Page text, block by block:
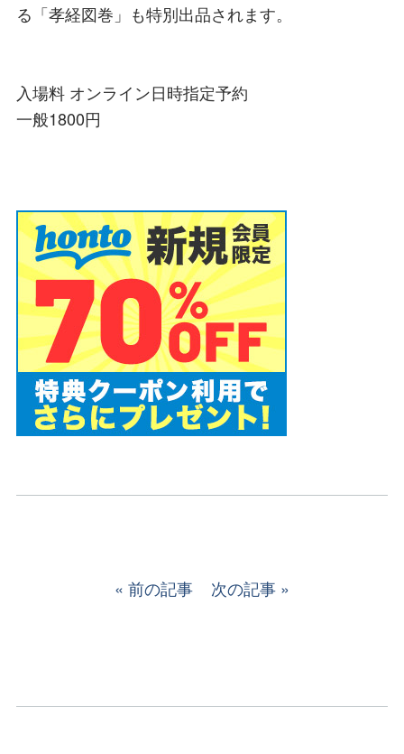
る「孝経図巻」も特別出品されます。
入場料 オンライン日時指定予約
一般1800円
前の記事 次の記事